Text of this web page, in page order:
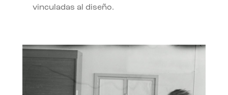
vinculadas al diseño.